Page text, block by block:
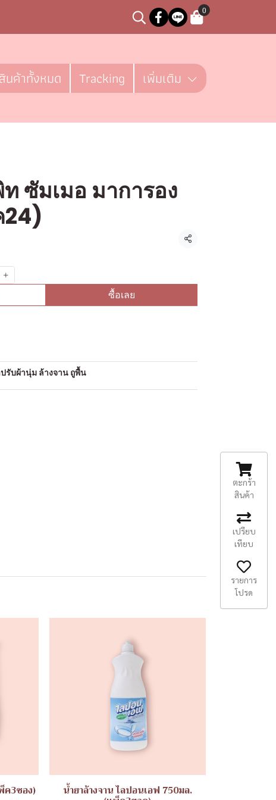
0
สินค้าทั้งหมด Tracking เพิ่มเติม
ท ซัมเมอ มาการอง
แชร์
ซื้อเลย
รับผ้านุ่ม ล้างจาน ถูพื้น
ค3ซอง) น้ำยาล้างจาน ไลปอนเอฟ 750มล.
ตะกร้า
สินค้า
เปรียบ
เทียบ
รายการ
โปรด